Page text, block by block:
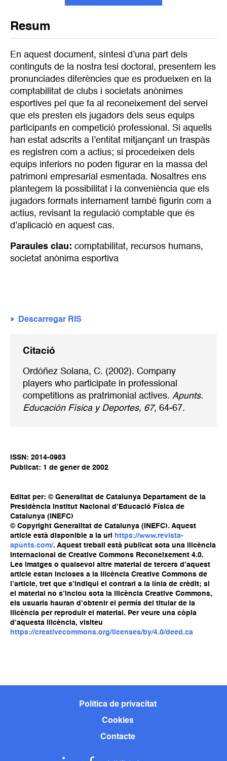
Resum
En aquest document, síntesi d’una part dels
continguts de la nostra tesi doctoral, presentem les
pronunciades diferències que es produeixen en la
comptabilitat de clubs i societats anònimes
esportives pel que fa al reconeixement del servei
que els presten els jugadors dels seus equips
participants en competició professional. Si aquells
han estat adscrits a l’entitat mitjançant un traspàs
es registren com a actius; si procedeixen dels
equips inferiors no poden figurar en la massa del
patrimoni empresarial esmentada. Nosaltres ens
plantegem la possibilitat i la conveniència que els
jugadors formats internament també figurin com a
actius, revisant la regulació comptable que és
d’aplicació en aquest cas.
Paraules clau: comptabilitat, recursos humans,
societat anònima esportiva
Descarregar RIS
Citació
Ordóñez Solana, C. (2002). Company
players who participate in professional
competitions as pratrimonial actives. Apunts.
Educación Física y Deportes, 67, 64-67.
ISSN: 2014-0983
Publicat: 1 de gener de 2002
Editat per: © Generalitat de Catalunya Departament de la
Presidència Institut Nacional d’Educació Física de
Catalunya (INEFC)
© Copyright Generalitat de Catalunya (INEFC). Aquest
article està disponible a la url
https://www.revista-
apunts.com/. Aquest treball està publicat sota una llicència
Internacional de Creative Commons Reconeixement 4.0.
Les imatges o qualsevol altre material de tercers d’aquest
article estan incloses a la llicència Creative Commons de
l’article, tret que s’indiqui el contrari a la línia de crèdit; si
el material no s’inclou sota la llicència Creative Commons,
els usuaris hauran d’obtenir el permís del titular de la
llicència per reproduir el material. Per veure una còpia
d’aquesta llicència, visiteu
https://creativecommons.org/licenses/by/4.0/deed.ca
Política de privacitat
Cookies
Contacte